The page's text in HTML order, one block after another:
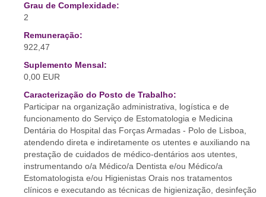
Grau de Complexidade:
2
Remuneração:
922,47
Suplemento Mensal:
0,00 EUR
Caracterização do Posto de Trabalho:
Participar na organização administrativa, logística e de
funcionamento do Serviço de Estomatologia e Medicina
Dentária do Hospital das Forças Armadas - Polo de Lisboa,
atendendo direta e indiretamente os utentes e auxiliando na
prestação de cuidados de médico-dentários aos utentes,
instrumentando o/a Médico/a Dentista e/ou Médico/a
Estomatologista e/ou Higienistas Orais nos tratamentos
clínicos e executando as técnicas de higienização, desinfeção